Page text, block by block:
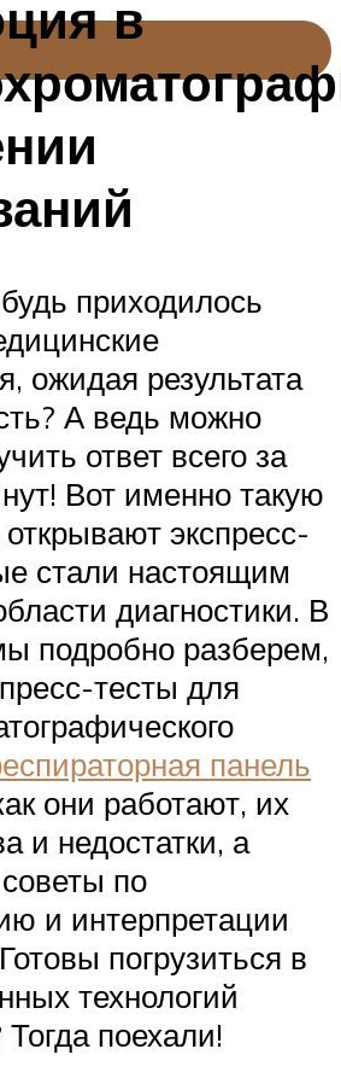
в
приходилось
ожидая результата
А ведь можно
ответ всего за
Вот именно такую
экспресс-
стали настоящим
диагностики. В
подробно разберем,
тесты для
панель
они работают, их
и недостатки, а
по
и интерпретации
погрузиться в
технологий
Тогда поехали!